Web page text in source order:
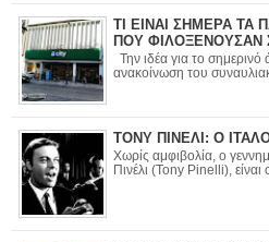
ΤΙ ΕΙΝΑΙ ΣΗΜΕΡΑ ΤΑ
ΠΟΥ ΦΙΛΟΞΕΝΟΥΣΑΝ
Την ιδέα για το
ανακοίνωση του
ΤΟΝΥ ΠΙΝΕΛΙ: Ο
Χωρίς αμφιβολία, ο
Πινέλι (Tony Pinelli), είναι